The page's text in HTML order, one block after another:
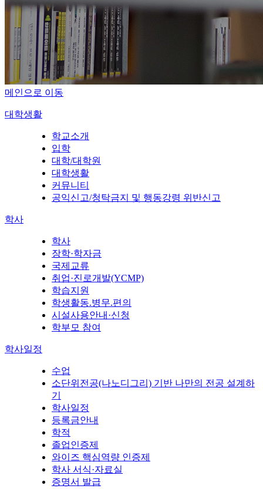
메인으로 이동
대학생활
학교소개
입학
대학/대학원
대학생활
커뮤니티
공익신고/청탁금지 및 행동강령 위반신고
학사
학사
장학·학자금
국제교류
취업·진로개발(YCMP)
학습지원
학생활동.병무.편의
시설사용안내·신청
학부모 참여
학사일정
수업
소단위전공(나노디그리) 기반 나만의 전공 설계하
기
학사일정
등록금안내
학적
졸업인증제
와이즈 핵심역량 인증제
학사 서식·자료실
증명서 발급